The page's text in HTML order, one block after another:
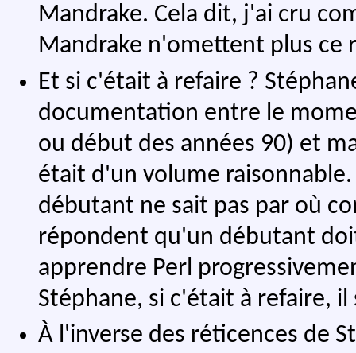
Mandrake. Cela dit, j'ai cru
Mandrake n'omettent plus ce
Et si c'était à refaire ?
documentation entre le
ou début des années 90) et
était d'un volume
débutant ne sait pas par où
répondent qu'un débutant
apprendre Perl
Stéphane, si c'était à refaire,
À l'inverse des réticences de